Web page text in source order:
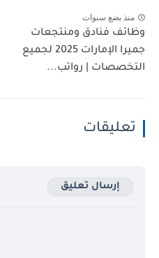
منذ بضع سنوات
وظائف فنادق ومنتجعات
جميرا الإمارات 2025 لجميع
التخصصات | رواتب...
تعليقات
إرسال تعليق